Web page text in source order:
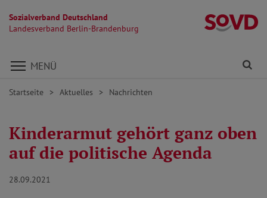
Sozialverband Deutschland
Landesverband Berlin-Brandenburg
Direkt zu den Inhalten springen
MENÜ
Startseite Aktuelles Nachrichten
Kinderarmut gehört ganz oben
auf die politische Agenda
28.09.2021